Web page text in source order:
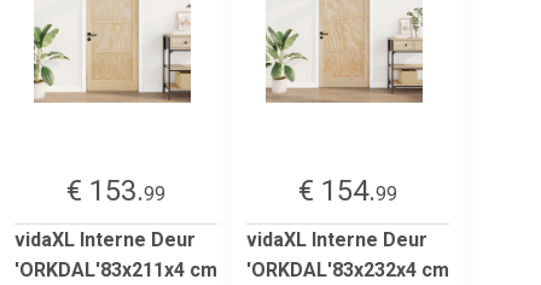
€ 153.99
vidaXL Interne Deur
'ORKDAL'83x211x4 cm
€ 154.99
vidaXL Interne Deur
'ORKDAL'83x232x4 cm